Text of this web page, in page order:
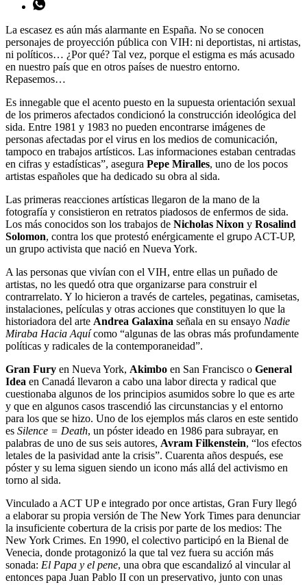
La escasez es aún más alarmante en España. No se conocen
personajes de proyección pública con VIH: ni deportistas, ni artistas,
ni políticos… ¿Por qué? Tal vez, porque el estigma es más acusado
en nuestro país que en otros países de nuestro entorno.
Repasemos…
Es innegable que el acento puesto en la supuesta orientación sexual
de los primeros afectados condicionó la construcción ideológica del
sida. Entre 1981 y 1983 no pueden encontrarse imágenes de
personas afectadas por el virus en los medios de comunicación,
tampoco en trabajos artísticos. Las informaciones estaban centradas
en cifras y estadísticas”, asegura Pepe Miralles, uno de los pocos
artistas españoles que ha dedicado su obra al sida.
Las primeras reacciones artísticas llegaron de la mano de la
fotografía y consistieron en retratos piadosos de enfermos de sida.
Los más conocidos son los trabajos de Nicholas Nixon y Rosalind
Solomon, contra los que protestó enérgicamente el grupo ACT-UP,
un grupo activista que nació en Nueva York.
A las personas que vivían con el VIH, entre ellas un puñado de
artistas, no les quedó otra que organizarse para construir el
contrarrelato. Y lo hicieron a través de carteles, pegatinas, camisetas,
instalaciones, películas y otras acciones que constituyen lo que la
historiadora del arte Andrea Galaxina señala en su ensayo Nadie
Miraba Hacia Aquícomo “algunas de las obras más profundamente
políticas y radicales de la contemporaneidad”.
Gran Fury en Nueva York, Akimbo en San Francisco o General
Idea en Canadá llevaron a cabo una labor directa y radical que
cuestionaba algunos de los principios asumidos sobre lo que es arte
y que en algunos casos trascendió las circunstancias y el entorno
para los que se hizo. Uno de los ejemplos más claros en este sentido
es Silence = Death, un póster ideado en 1986 para subrayar, en
palabras de uno de sus seis autores, Avram Filkenstein, “los efectos
letales de la pasividad ante la crisis”. Cuarenta años después, ese
póster y su lema siguen siendo un icono más allá del activismo en
torno al sida.
Vinculado a ACT UP e integrado por once artistas, Gran Fury llegó
a elaborar su propia versión de The New York Times para denunciar
la insuficiente cobertura de la crisis por parte de los medios: The
New York Crimes. En 1990, el colectivo participó en la Bienal de
Venecia, donde protagonizó la que tal vez fuera su acción más
sonada: El Papa y el pene, una obra que escandalizó al vincular al
entonces papa Juan Pablo II con un preservativo, junto con unas